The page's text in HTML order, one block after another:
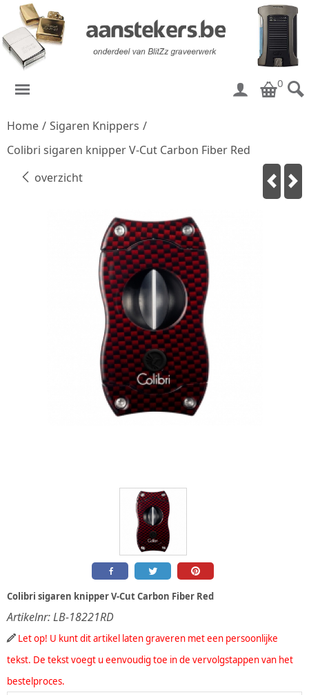
0
Home / Sigaren Knippers /
Colibri sigaren knipper V-Cut Carbon Fiber Red
overzicht
Colibri sigaren knipper V-Cut Carbon Fiber Red
Artikelnr:LB-18221RD
Let op! U kunt dit artikel laten graveren met een persoonlijke
tekst. De tekst voegt u eenvoudig toe in de vervolgstappen van het
bestelproces.